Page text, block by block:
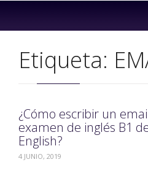
Etiqueta:
¿Cómo escribir un
examen de inglés B1
English?
4 JUNIO, 2019